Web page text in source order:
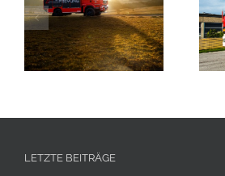
Brandmeldealarm
Linden
LETZTE BEITRÄGE